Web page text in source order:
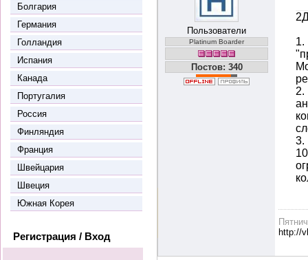
Болгария
Германия
Голландия
Испания
Канада
Португалия
Россия
Финляндия
Франция
Швейцария
Швеция
Южная Корея
Регистрация / Вход
Пользователи
Platinum Boarder
Постов: 340
1.
2.
3.
http://